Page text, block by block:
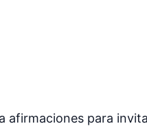
afirmaciones para